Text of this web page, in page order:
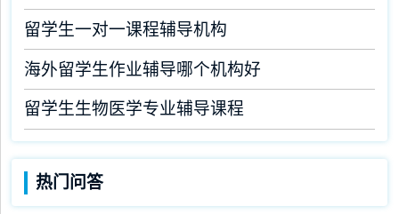
留学生一对一课程辅导机构
海外留学生作业辅导哪个机构好
留学生生物医学专业辅导课程
热门问答